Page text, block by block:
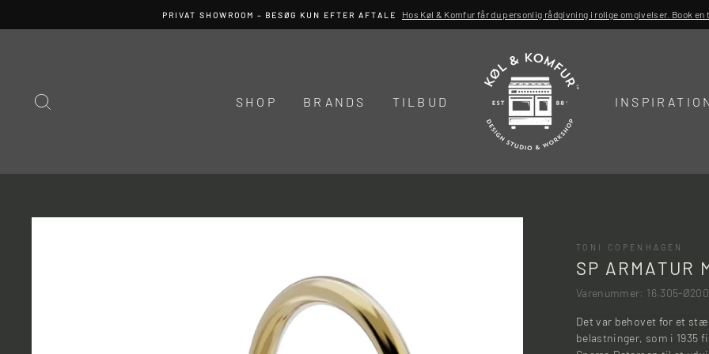
PRIVAT SHOWROOM – BESØG KUN EFTER AFTALE Hos Køl & Komfur får du personlig rådgivning i rolige omgivelser. Book
SHOP BRANDS TILBUD
TONI COPENHAGEN
SP
Varenummer: 16.305-
Det var behovet for et
belastninger, som i 1935